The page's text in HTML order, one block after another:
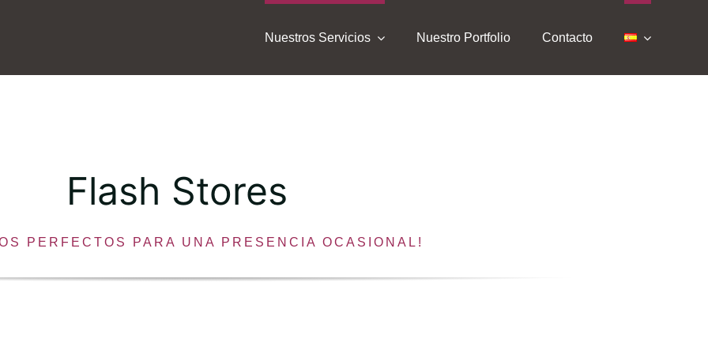
Nuestros Servicios Nuestro Portfolio Contacto
Flash Stores
PERFECTOS PARA UNA PRESENCIA OCASIONAL!